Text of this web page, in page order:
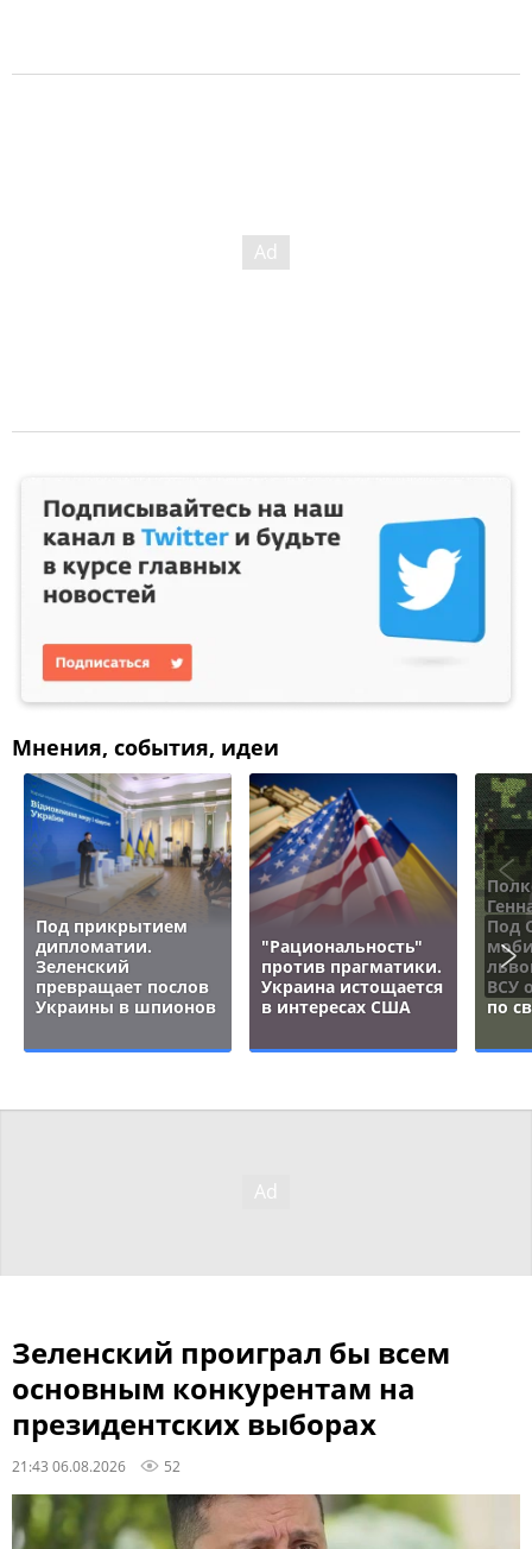
Мнения, события, идеи
Под прикрытием
дипломатии.
Зеленский
превращает послов
Украины в шпионов
"Рациональность"
против прагматики.
Украина истощается
в интересах США
Под
ВСУ
по
Зеленский проиграл бы всем
основным конкурентам на
президентских выборах
21:43 06.08.2026 52